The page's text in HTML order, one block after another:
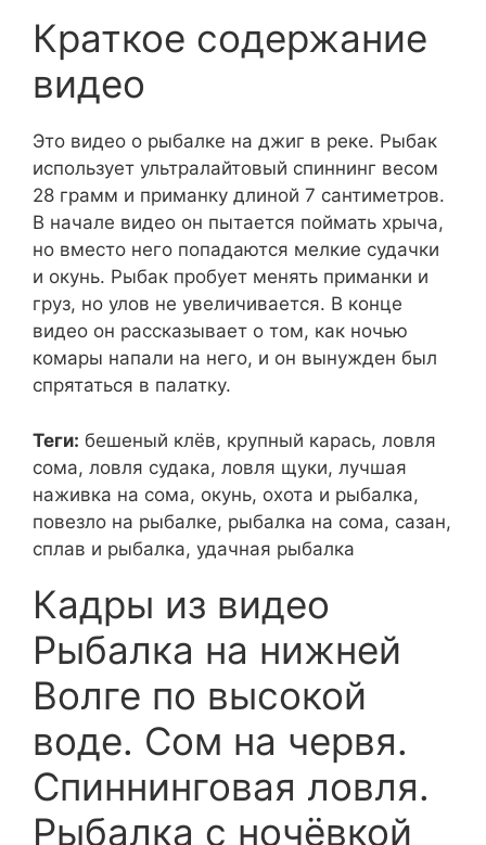
Краткое содержание
видео
Это видео о рыбалке на джиг в реке. Рыбак
использует ультралайтовый спиннинг весом
28 грамм и приманку длиной 7 сантиметров.
В начале видео он пытается поймать хрыча,
но вместо него попадаются мелкие судачки
и окунь. Рыбак пробует менять приманки и
груз, но улов не увеличивается. В конце
видео он рассказывает о том, как ночью
комары напали на него, и он вынужден был
спрятаться в палатку.
Теги: бешеный клёв, крупный карась, ловля
сома, ловля судака, ловля щуки, лучшая
наживка на сома, окунь, охота и рыбалка,
повезло на рыбалке, рыбалка на сома, сазан,
сплав и рыбалка, удачная рыбалка
Кадры из видео
Рыбалка на нижней
Волге по высокой
воде. Сом на червя.
Спиннинговая ловля.
Рыбалка с ночёвкой